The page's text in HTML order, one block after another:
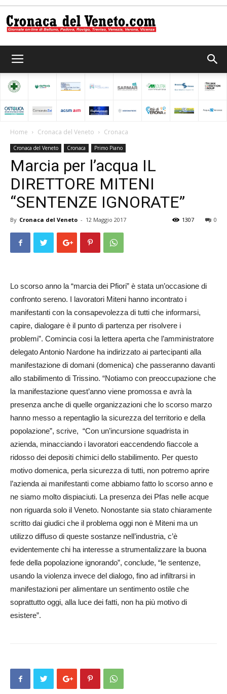
del
Veneto
Home Cronaca del Veneto Cronaca
Cronaca del Veneto Cronaca Primo Piano
Marcia per l’acqua IL
DIRETTORE MITENI
“SENTENZE IGNORATE”
By Cronaca del Veneto - 12 Maggio 2017 0
1307
Lo scorso anno la “marcia dei Pfiori” è stata un’occasione di
confronto sereno. I lavoratori Miteni hanno incontrato i
manifestanti con la consapevolezza di tutti che informarsi,
capire, dialogare è il punto di partenza per risolvere i
problemi”. Comincia cosi la lettera aperta che l’amministratore
delegato Antonio Nardone ha indirizzato ai partecipanti alla
manifestazione di domani (domenica) che passeranno davanti
allo stabilimento di Trissino. “Notiamo con preoccupazione che
la manifestazione quest’anno viene promossa e avrà la
presenza anche di quelle organizzazioni che lo scorso marzo
hanno messo a repentaglio la sicurezza del territorio e della
popolazione”, scrive, “Con un’incursione squadrista in
azienda, minacciando i lavoratori eaccendendo fiaccole a
ridosso dei depositi chimici dello stabilimento. Per questo
motivo domenica, perla sicurezza di tutti, non potremo aprire
l’azienda ai manifestanti come abbiamo fatto lo scorso anno e
ne siamo molto dispiaciuti. La presenza dei Pfas nelle acque
non riguarda solo il Veneto. Nonostante sia stato chiaramente
scritto dai giudici che il problema oggi non è Miteni ma un
utilizzo diffuso di queste sostanze nell’industria, c’è
evidentemente chi ha interesse a strumentalizzare la buona
fede della popolazione ignorando”, conclude, “le sentenze,
usando la violenza invece del dialogo, fino ad infiltrarsi in
manifestazioni per alimentare un sentimento ostile che
soprattutto oggi, alla luce dei fatti, non ha più motivo di
esistere”.